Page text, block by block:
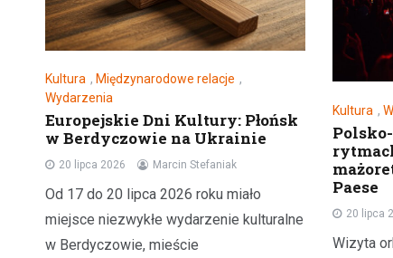
Kultura , Międzynarodowe relacje ,
Wydarzenia
Europejskie Dni Kultury: Płońsk
w Berdyczowie na Ukrainie
20 lipca 2026 Marcin Stefaniak
Od 17 do 20 lipca 2026 roku miało
miejsce niezwykłe wydarzenie kulturalne
w Berdyczowie, mieście
Kultura ,
Paese
20 lipca
Wizyta